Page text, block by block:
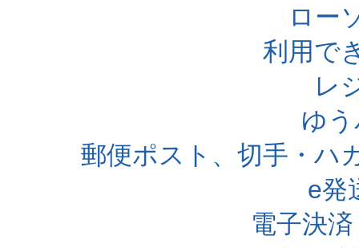
ロー
利用で
レ
ゆ
郵便ポスト、切手・ハ
e発
電子決